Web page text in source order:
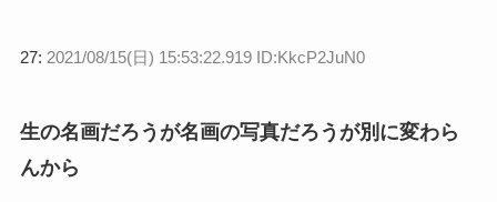
27: 2021/08/15(日) 15:53:22.919 ID:KkcP2JuN0
生の名画だろうが名画の写真だろうが別に変わら
んから